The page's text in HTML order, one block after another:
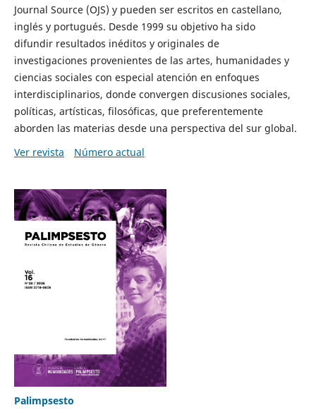
Journal Source (OJS) y pueden ser escritos en castellano,
inglés y portugués. Desde 1999 su objetivo ha sido
difundir resultados inéditos y originales de
investigaciones provenientes de las artes, humanidades y
ciencias sociales con especial atención en enfoques
interdisciplinarios, donde convergen discusiones sociales,
políticas, artísticas, filosóficas, que preferentemente
aborden las materias desde una perspectiva del sur global.
Ver revista
Número actual
Palimpsesto